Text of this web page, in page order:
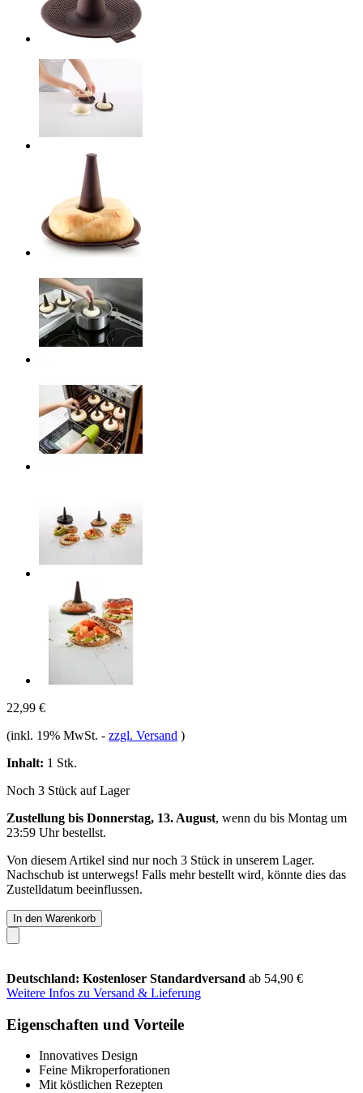
22,99 €
(inkl. 19% MwSt. - zzgl. Versand )
Inhalt: 1 Stk.
Noch 3 Stück auf Lager
Zustellung bis Donnerstag, 13. August, wenn du bis Montag um
23:59 Uhrbestellst.
Von diesem Artikel sind nur noch 3 Stück in unserem Lager.
Nachschub ist unterwegs! Falls mehr bestellt wird, könnte dies das
Zustelldatum beeinflussen.
In den Warenkorb
Deutschland: Kostenloser Standardversand ab 54,90 €
Weitere Infos zu Versand & Lieferung
Eigenschaften und Vorteile
Innovatives Design
Feine Mikroperforationen
Mit köstlichen Rezepten